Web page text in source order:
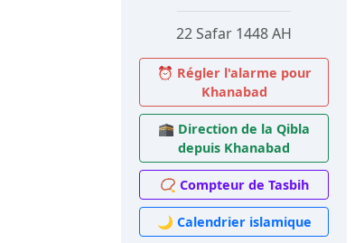
22 Safar 1448 AH
⏰ Régler l'alarme pour
Khanabad
🕋 Direction de la Qibla
depuis Khanabad
📿 Compteur de Tasbih
🌙 Calendrier islamique